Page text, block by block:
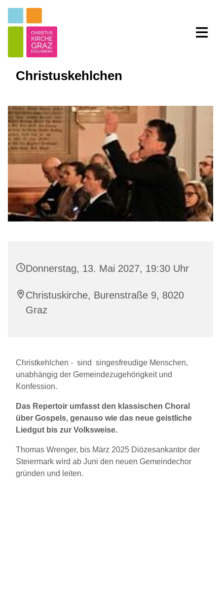
Christuskehlchen
Donnerstag, 13. Mai 2027, 19:30 Uhr
Christuskirche, Burenstraße 9, 8020
Graz
Christkehlchen - sind singesfreudige Menschen,
unabhängig der Gemeindezugehörigkeit und
Konfession.
Das Repertoir umfasst den klassischen Choral
über Gospels, genauso wie das neue geistliche
Liedgut bis zur Volksweise.
Thomas Wrenger, bis März 2025 Diözesankantor der
Steiermark wird ab Juni den neuen Gemeindechor
gründen und leiten.